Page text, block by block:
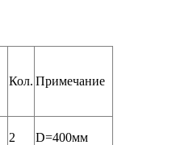
Кол. Примечание
2 D=400мм